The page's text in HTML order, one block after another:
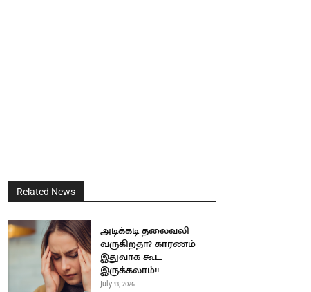
Related News
அடிக்கடி தலைவலி
வருகிறதா? காரணம்
இதுவாக கூட
இருக்கலாம்!!
July 13, 2026